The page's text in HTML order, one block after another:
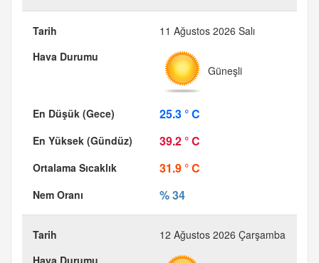
11 Ağustos 2026 Salı
Güneşli
25.3 ° C
39.2 ° C
31.9 ° C
% 34
12 Ağustos 2026 Çarşamba